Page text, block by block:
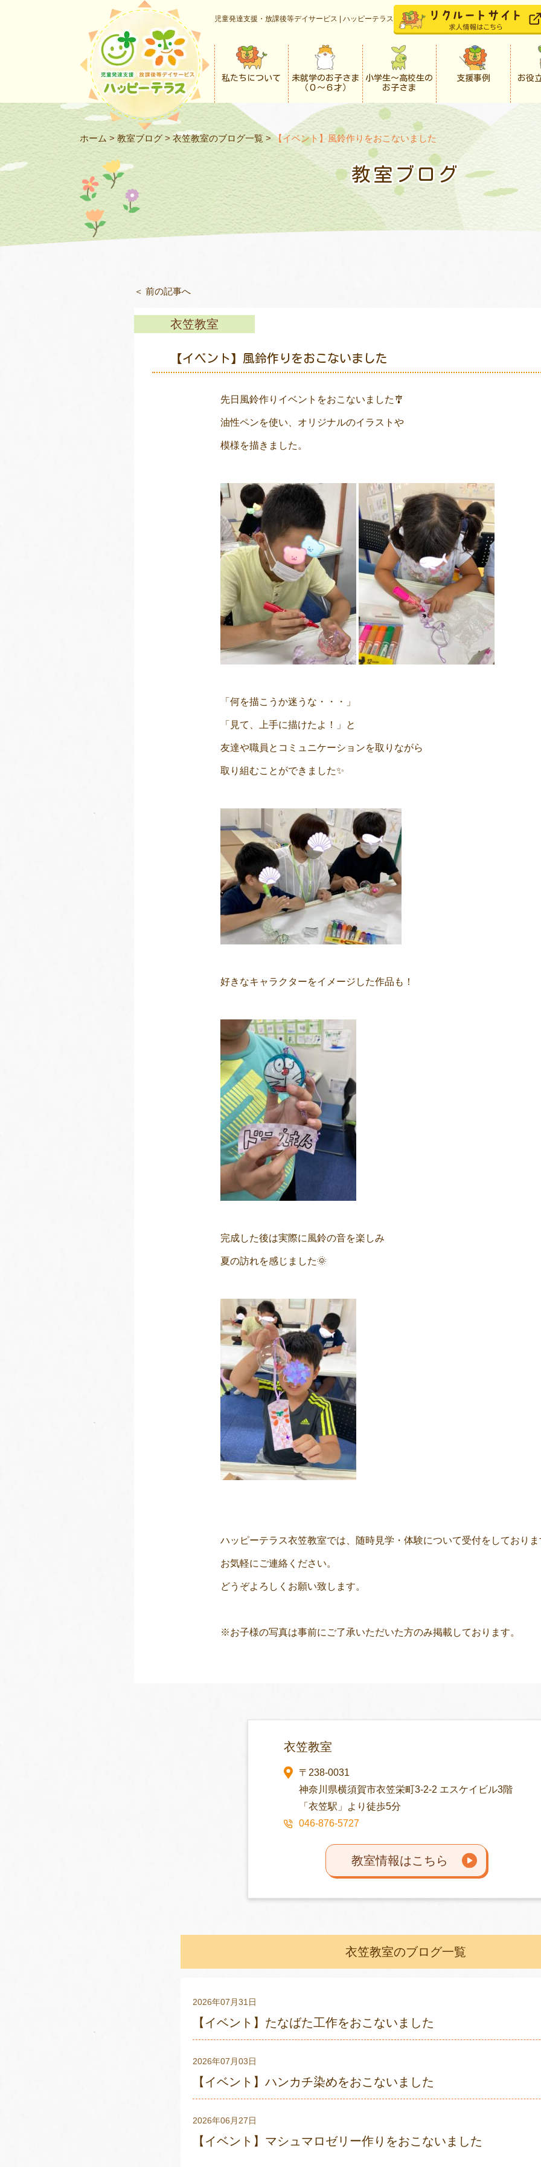
児童発達支援・放課後等デイサービス | ハッピーテラス
私たちについて
未就学のお子さま
（０〜６才）
小学生〜高校生の
お子さま
支援事例 お役
ホーム > 教室ブログ > 衣笠教室のブログ一覧 > 【イベント】風鈴作りをおこないました
教室ブログ
＜ 前の記事へ
衣笠教室
【イベント】風鈴作りをおこないました
先日風鈴作りイベントをおこないました🎐
油性ペンを使い、オリジナルのイラストや
模様を描きました。
「何を描こうか迷うな・・・」
「見て、上手に描けたよ！」と
友達や職員とコミュニケーションを取りながら
取り組むことができました✨
好きなキャラクターをイメージした作品も！
完成した後は実際に風鈴の音を楽しみ
夏の訪れを感じました🌞
ハッピーテラス衣笠教室では、随時見学・体験について受付をしており
お気軽にご連絡ください。
どうぞよろしくお願い致します。
※お子様の写真は事前にご了承いただいた方のみ掲載しております。
衣笠教室
〒238-0031
神奈川県横須賀市衣笠栄町3-2-2 エスケイビル3階
「衣笠駅」より徒歩5分
046-876-5727
教室情報はこちら
衣笠教室のブログ一覧
2026年07月31日
【イベント】たなばた工作をおこないました
2026年07月03日
【イベント】ハンカチ染めをおこないました
2026年06月27日
【イベント】マシュマロゼリー作りをおこないました